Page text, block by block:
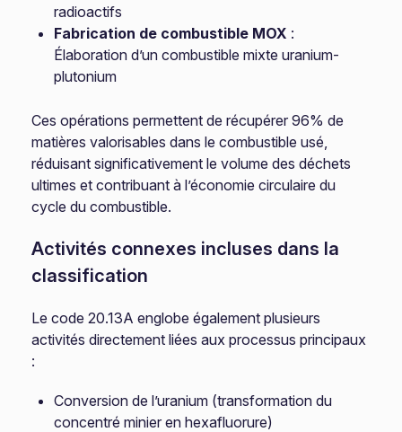
radioactifs
Fabrication de combustible MOX :
Élaboration d’un combustible mixte uranium-
plutonium
Ces opérations permettent de récupérer 96% de
matières valorisables dans le combustible usé,
réduisant significativement le volume des déchets
ultimes et contribuant à l’économie circulaire du
cycle du combustible.
Activités connexes incluses dans la
classification
Le code 20.13A englobe également plusieurs
activités directement liées aux processus principaux
:
Conversion de l’uranium (transformation du
concentré minier en hexafluorure)